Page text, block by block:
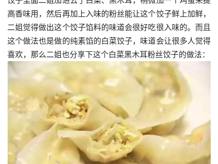
高香味用，然后再加上入味的粉丝能让这个饺子鲜上加鲜，
二姐觉得做出这个饺子馅料的味道会很好吃很入味的。而且
这个做法也是做的纯素馅的白菜饺子，味道会让很多人觉得
喜欢，那么二姐也分享下这个白菜黑木耳粉丝饺子的做法：